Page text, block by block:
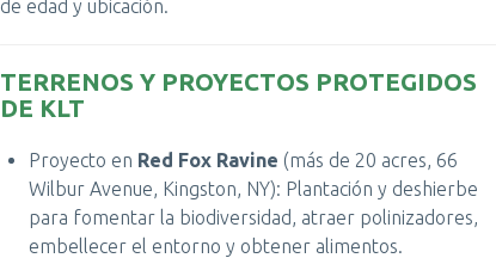
de edad y ubicación.
TERRENOS Y PROYECTOS PROTEGIDOS
DE KLT
Proyecto en Red Fox Ravine (más de 20 acres, 66
Wilbur Avenue, Kingston, NY): Plantación y deshierbe
para fomentar la biodiversidad, atraer polinizadores,
embellecer el entorno y obtener alimentos.